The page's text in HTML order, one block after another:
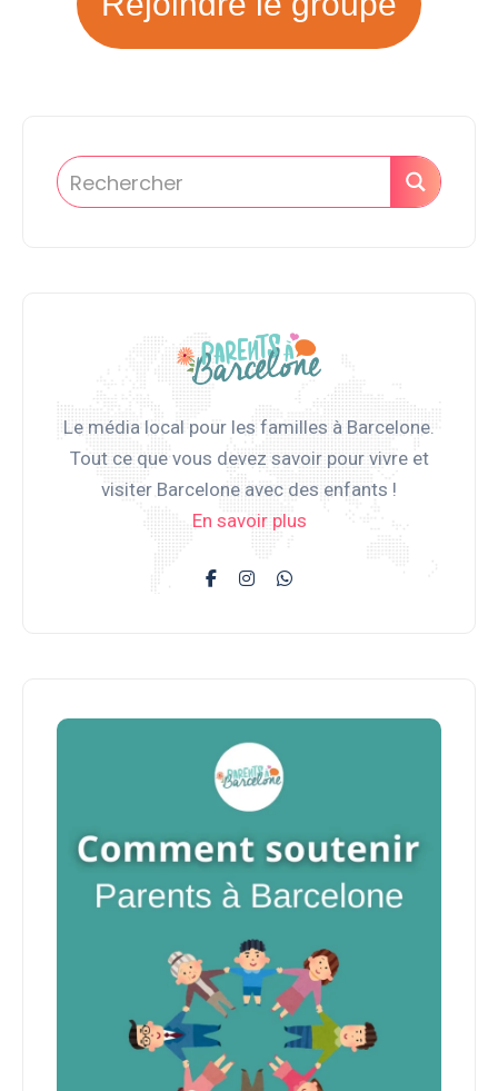
Le média local pour les familles à Barcelone.
Tout ce que vous devez savoir pour vivre et
visiter Barcelone avec des enfants !
En savoir plus